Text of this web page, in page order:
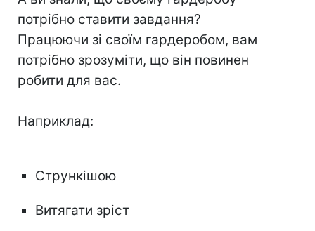
потрібно ставити завдання?
Працюючи зі своїм гардеробом, вам
потрібно зрозуміти, що він повинен
робити для вас.
Наприклад:
Стрункішою
Витягати зріст